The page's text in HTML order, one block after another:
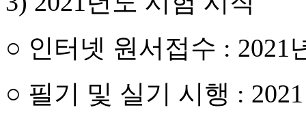
○ 인터넷 원서접수 : 2021
○ 필기 및 실기 시행 :